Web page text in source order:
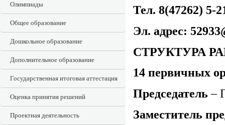
Олимпиады
Общее образование
Дошкольное образование
Дополнительное образование
Государственная итоговая аттестация
Оценка принятия решений
Проектная деятельность
Тел. 8(47262) 5-
Эл. адрес: 52933
СТРУКТУРА
14 первичных
Председатель–
Заместитель